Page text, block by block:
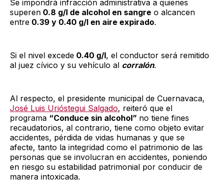
Se impondrá infracción administrativa a quienes
superen 0.8 g/l de alcohol en sangre o alcancen
entre 0.39 y 0.40 g/l en aire expirado.
Si el nivel excede 0.40 g/l, el conductor será remitido
al juez cívico y su vehículo al corralón.
Al respecto, el presidente municipal de Cuernavaca,
José Luis Urióstegui Salgado, reiteró que el
programa “Conduce sin alcohol” no tiene fines
recaudatorios, al contrario, tiene como objeto evitar
accidentes, pérdida de vidas humanas y que se
afecte, tanto la integridad como el patrimonio de las
personas que se involucran en accidentes, poniendo
en riesgo su estabilidad patrimonial por conducir de
manera intoxicada.